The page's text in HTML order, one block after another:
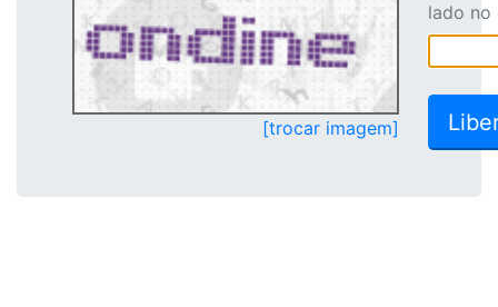
[trocar imagem]
lado no